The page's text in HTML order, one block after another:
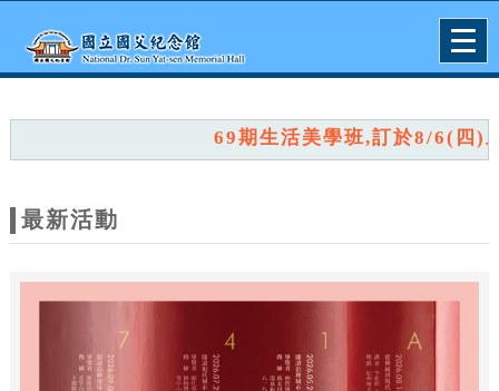
網
站
主
題
69期生活美學班,訂於8/6(四)上午
最新活動